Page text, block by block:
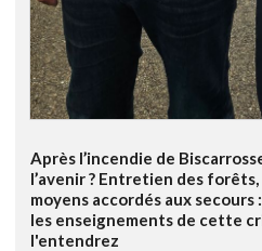
Après l’incendie de
l’avenir ? Entretien des
moyens accordés aux
les enseignements de cette
l'entendrez